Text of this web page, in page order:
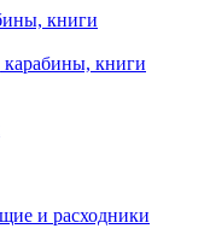
книги
книги
и расходники